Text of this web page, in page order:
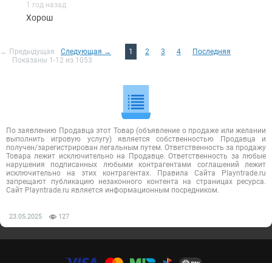
1 год назад
Хорош
← Предыдущая Следующая → 1 2 3 4
Последняя
Показаны 1-12 из 1053
По заявлению Продавца этот Товар (объявление о продаже или желании
выполнить игровую услугу) является собственностью Продавца и
получен/зарегистрирован легальным путем. Ответственность за продажу
Товара лежит исключительно на Продавце. Ответственность за любые
нарушения подписанных любыми контрагентами соглашений лежит
исключительно на этих контрагентах. Правила Сайта Playntrade.ru
запрещают публикацию незаконного контента на страницах ресурса.
Сайт Playntrade.ru является информационным посредником.
23.05.2025 127